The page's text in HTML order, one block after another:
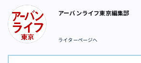
アーバンライフ東京編集部
ライターページへ